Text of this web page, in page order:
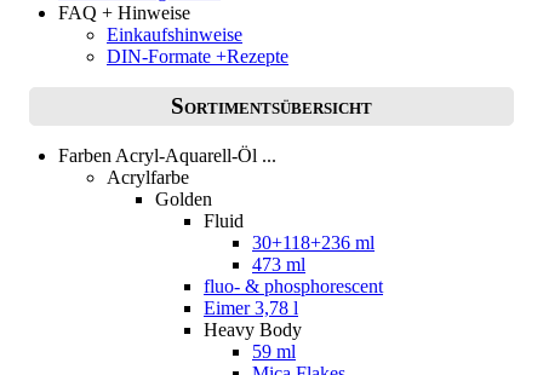
FAQ + Hinweise
Einkaufshinweise
DIN-Formate +Rezepte
Sortimentsübersicht
Farben Acryl-Aquarell-Öl ...
Acrylfarbe
Golden
Fluid
30+118+236 ml
473 ml
fluo- & phosphorescent
Eimer 3,78 l
Heavy Body
59 ml